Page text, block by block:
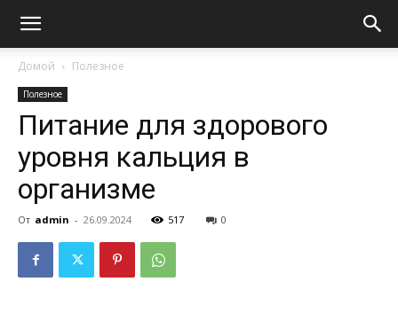
Домой Полезное
Полезное
Питание для здорового
уровня кальция в
организме
От admin - 26.09.2024 517 0